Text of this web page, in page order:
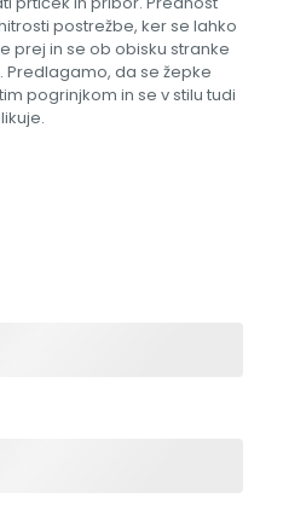
postrežbe, ker se lahko
prej in se ob obisku stranke
da se žepke
pogrinjkom in se v stilu tudi